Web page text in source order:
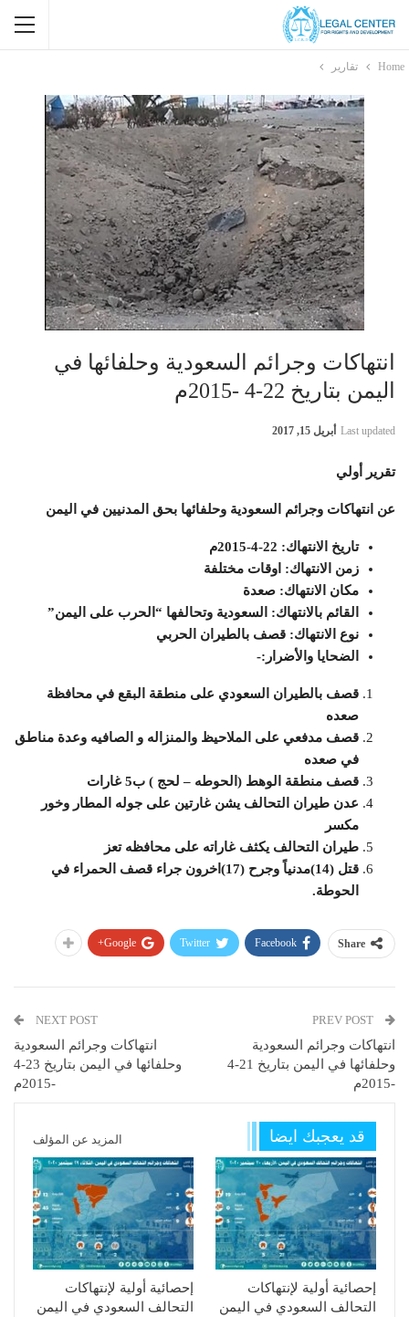
Home تقارير
انتهاكات وجرائم السعودية وحلفائها في
اليمن بتاريخ 22-4 -2015م
Last updated أبريل 15, 2017
تقرير أولي
عن انتهاكات وجرائم السعودية وحلفائها بحق المدنيين في اليمن
تاريخ الانتهاك: 22-4-2015م
زمن الانتهاك: اوقات مختلفة
مكان الانتهاك: صعدة
القائم بالانتهاك: السعودية وتحالفها “الحرب على اليمن”
نوع الانتهاك: قصف بالطيران الحربي
الضحايا والأضرار:-
قصف بالطيران السعودي على منطقة البقع في محافظة
صعده
قصف مدفعي على الملاحيظ والمنزاله و الصافيه وعدة مناطق
في صعده
قصف منطقة الوهط (الحوطه – لحج ) ب5 غارات
عدن طيران التحالف يشن غارتين على جوله المطار وخور
مكسر
طيران التحالف يكثف غاراته على محافظه تعز
قتل (14)مدنياً وجرح (17)اخرون جراء قصف الحمراء في
الحوطة.
Share
Facebook
Twitter
Google+
انتهاكات وجرائم السعودية
وحلفائها في اليمن بتاريخ 21-4
-2015م
NEXT POST
انتهاكات وجرائم السعودية
وحلفائها في اليمن بتاريخ 23-4
-2015م
قد يعجبك ايضا المزيد عن المؤلف
إحصائية أولية لإنتهاكات
التحالف السعودي في اليمن
إحصائية أولية لإنتهاكات
التحالف السعودي في اليمن